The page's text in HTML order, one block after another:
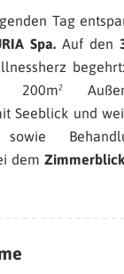
Tag
Spa.Auf den
200m²
Seeblick und
sowie
dem